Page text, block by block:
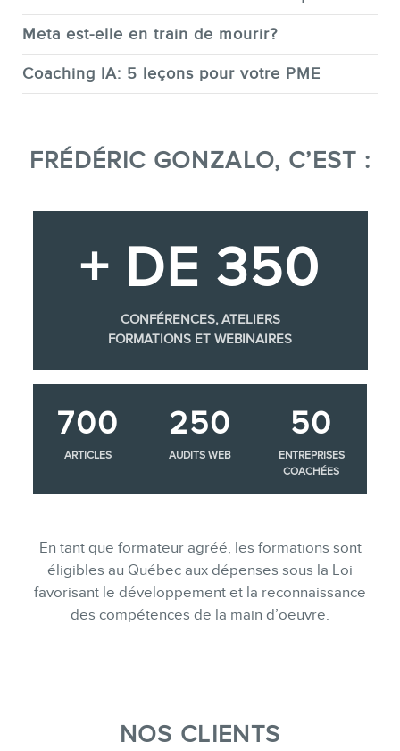
Meta est-elle en train de mourir?
Coaching IA: 5 leçons pour votre PME
FRÉDÉRIC GONZALO, C’EST :
+ DE 350
CONFÉRENCES, ATELIERS
FORMATIONS ET WEBINAIRES
700
ARTICLES
250
AUDITS WEB
50
ENTREPRISES
COACHÉES
En tant que formateur agréé, les formations sont
éligibles au Québec aux dépenses sous la Loi
favorisant le développement et la reconnaissance
des compétences de la main d’oeuvre.
NOS CLIENTS